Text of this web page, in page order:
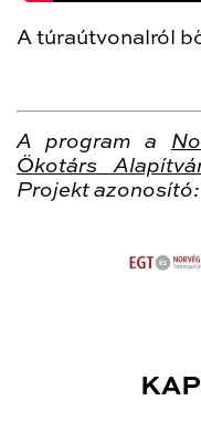
A túraútvonalról
A program a
Ökotárs
Projekt